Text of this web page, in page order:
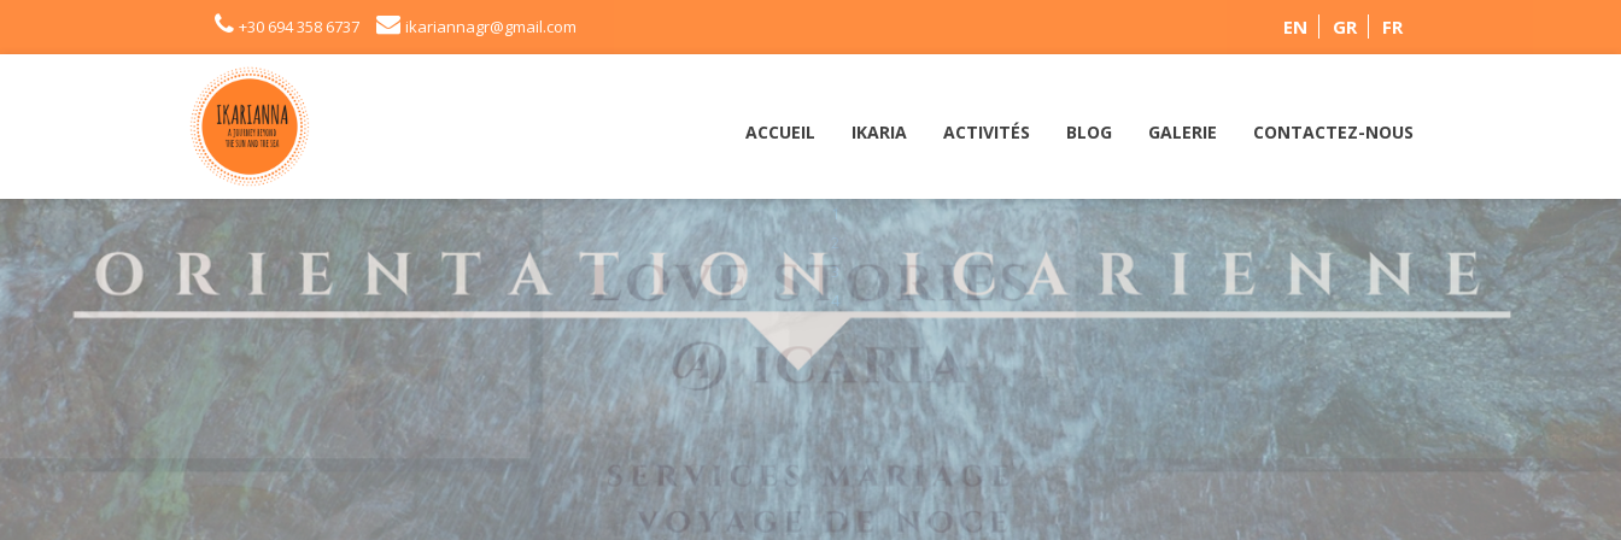
+30 694 358 6737 ikariannagr@gmail.com EN GR FR
ACCUEIL IKARIA ACTIVITÉS BLOG GALERIE CONTACTEZ-NOUS
1
2
3
4